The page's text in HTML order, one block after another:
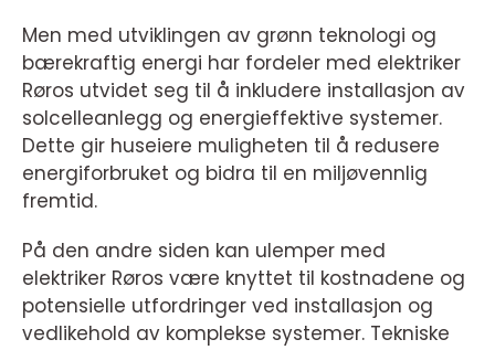
Men med utviklingen av grønn teknologi og
bærekraftig energi har fordeler med elektriker
Røros utvidet seg til å inkludere installasjon av
solcelleanlegg og energieffektive systemer.
Dette gir huseiere muligheten til å redusere
energiforbruket og bidra til en miljøvennlig
fremtid.
På den andre siden kan ulemper med
elektriker Røros være knyttet til kostnadene og
potensielle utfordringer ved installasjon og
vedlikehold av komplekse systemer. Tekniske